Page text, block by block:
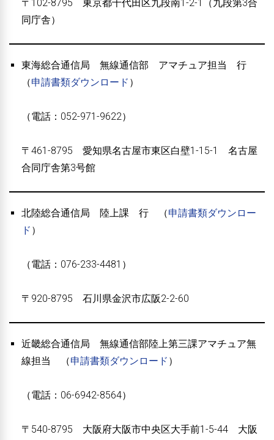
〒102-8795 東京都千代田区九段南1-2-1（九段第3合
同庁舎）
東海総合通信局 無線通信部 アマチュア担当 行
（申請書類ダウンロード ）
（電話：052-971-9622）
〒461-8795 愛知県名古屋市東区白壁1-15-1 名古屋
合同庁舎第3号館
北陸総合通信局 陸上課 行 （申請書類ダウンロー
ド ）
（電話：076-233-4481）
〒920-8795 石川県金沢市広阪2-2-60
近畿総合通信局 無線通信部陸上第三課アマチュア無
線担当 （申請書類ダウンロード ）
（電話：06-6942-8564）
〒540-8795 大阪府大阪市中央区大手前1-5-44 大阪